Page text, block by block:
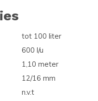
tot 100 liter
600 l/u
1,10 meter
12/16 mm
n.v.t